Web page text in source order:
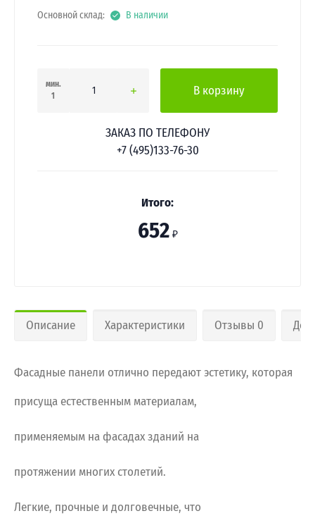
Основной склад: В наличии
мин.
1
В корзину
ЗАКАЗ ПО ТЕЛЕФОНУ
+7 (495)133-76-30
Итого:
652 ₽
Описание Характеристики Отзывы 0
Фасадные панели отлично передают эстетику, которая
присуща естественным материалам,
применяемым на фасадах зданий на
протяжении многих столетий.
Легкие, прочные и долговечные, что